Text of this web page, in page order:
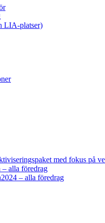
LIA-platser)
med fokus på
– alla föredrag
– alla föredrag